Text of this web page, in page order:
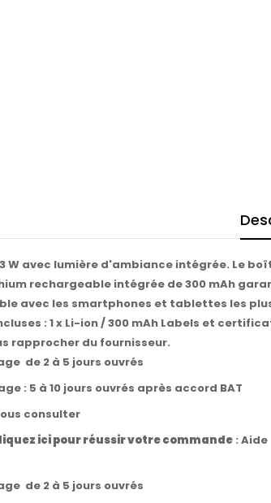
W avec lumière d'ambiance intégrée. Le
rechargeable intégrée de 300 mAh
avec les smartphones et tablettes les plus
: 1 x Li-ion / 300 mAh Labels et
rapprocher du fournisseur.
de 2 à 5 jours ouvrés
: 5 à 10 jours ouvrés après accord BAT
consulter
ici pour réussir votre commande : Aide
de 2 à 5 jours ouvrés